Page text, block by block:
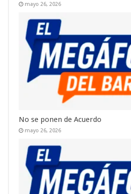
mayo 26, 2026
No se ponen de Acuerdo
mayo 26, 2026